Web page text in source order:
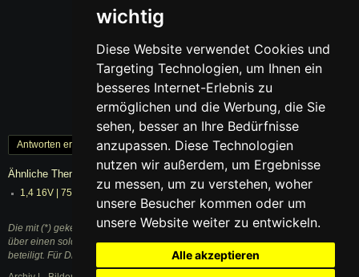
wichtig
Diese Website verwendet Cookies und
Targeting Technologien, um Ihnen ein
besseres Internet-Erlebnis zu
ermöglichen und die Werbung, die Sie
sehen, besser an Ihre Bedürfnisse
anzupassen. Diese Technologien
nutzen wir außerdem, um Ergebnisse
zu messen, um zu verstehen, woher
unsere Besucher kommen oder um
unsere Website weiter zu entwickeln.
Alle akzeptieren
« Zurück 1
Antworten erstellen
Ähnliche Themen
05.10.2025
1,4 16V | 75 PS | AUA | Tuning für Motorsport |TÜV egal :P
Die mit (*) gekennzeichneten Links sind sogenannte Affiliate Links. Kommt
über einen solchen Link ein Einkauf zustande, werden wir mit einer Provision
beteiligt. Für Dich entstehen dabei keine Mehrkosten.